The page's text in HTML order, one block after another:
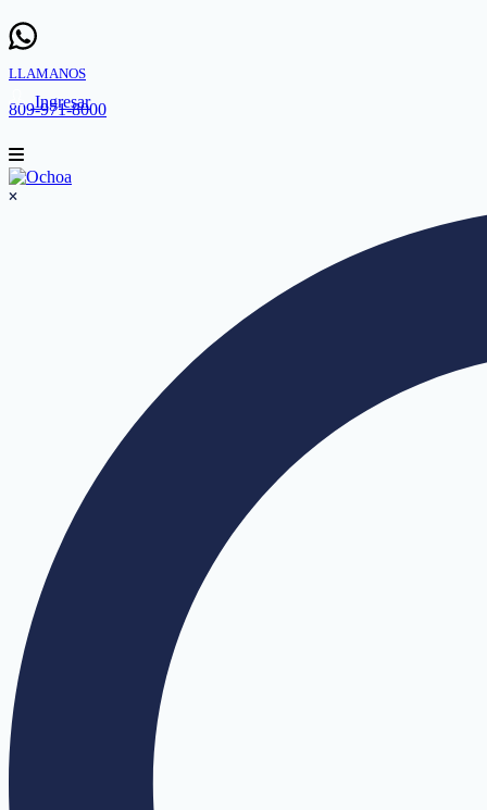
LLAMANOS
809-971-8000
Ingresar